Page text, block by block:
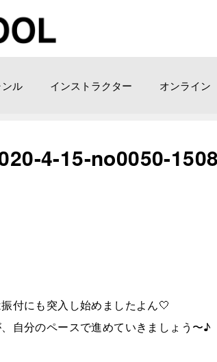
ル インストラクター オンライン
4-15-­no0050-
付にも突入し始めましたよん🤍
自分のペースで進めていきましょう〜♪